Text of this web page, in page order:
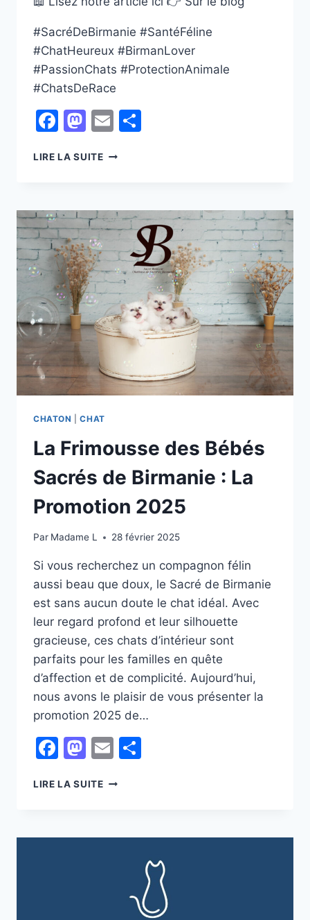
#SacréDeBirmanie #SantéFéline
#ChatHeureux #BirmanLover
#PassionChats #ProtectionAnimale
#ChatsDeRace
Facebook
Mastodon
Email
LIRE LA SUITEL’IMPORTANCE
CHEZ
LE
SACRÉ
BIRMANIE
:
CHOIX
ESSENTIEL
POUR
SANTÉ
BIEN-
CHATON |CHAT
La Frimousse des Bébés
Sacrés de Birmanie : La
Promotion 2025
Par Madame L 28 février 2025
Si vous recherchez un compagnon félin
aussi beau que doux, le Sacré de Birmanie
est sans aucun doute le chat idéal. Avec
leur regard profond et leur silhouette
gracieuse, ces chats d’intérieur sont
parfaits pour les familles en quête
d’affection et de complicité. Aujourd’hui,
nous avons le plaisir de vous présenter la
promotion 2025 de…
Facebook
Mastodon
Email
LIRE LA SUITELA
SACRÉS
BIRMANIE
PROMOTION